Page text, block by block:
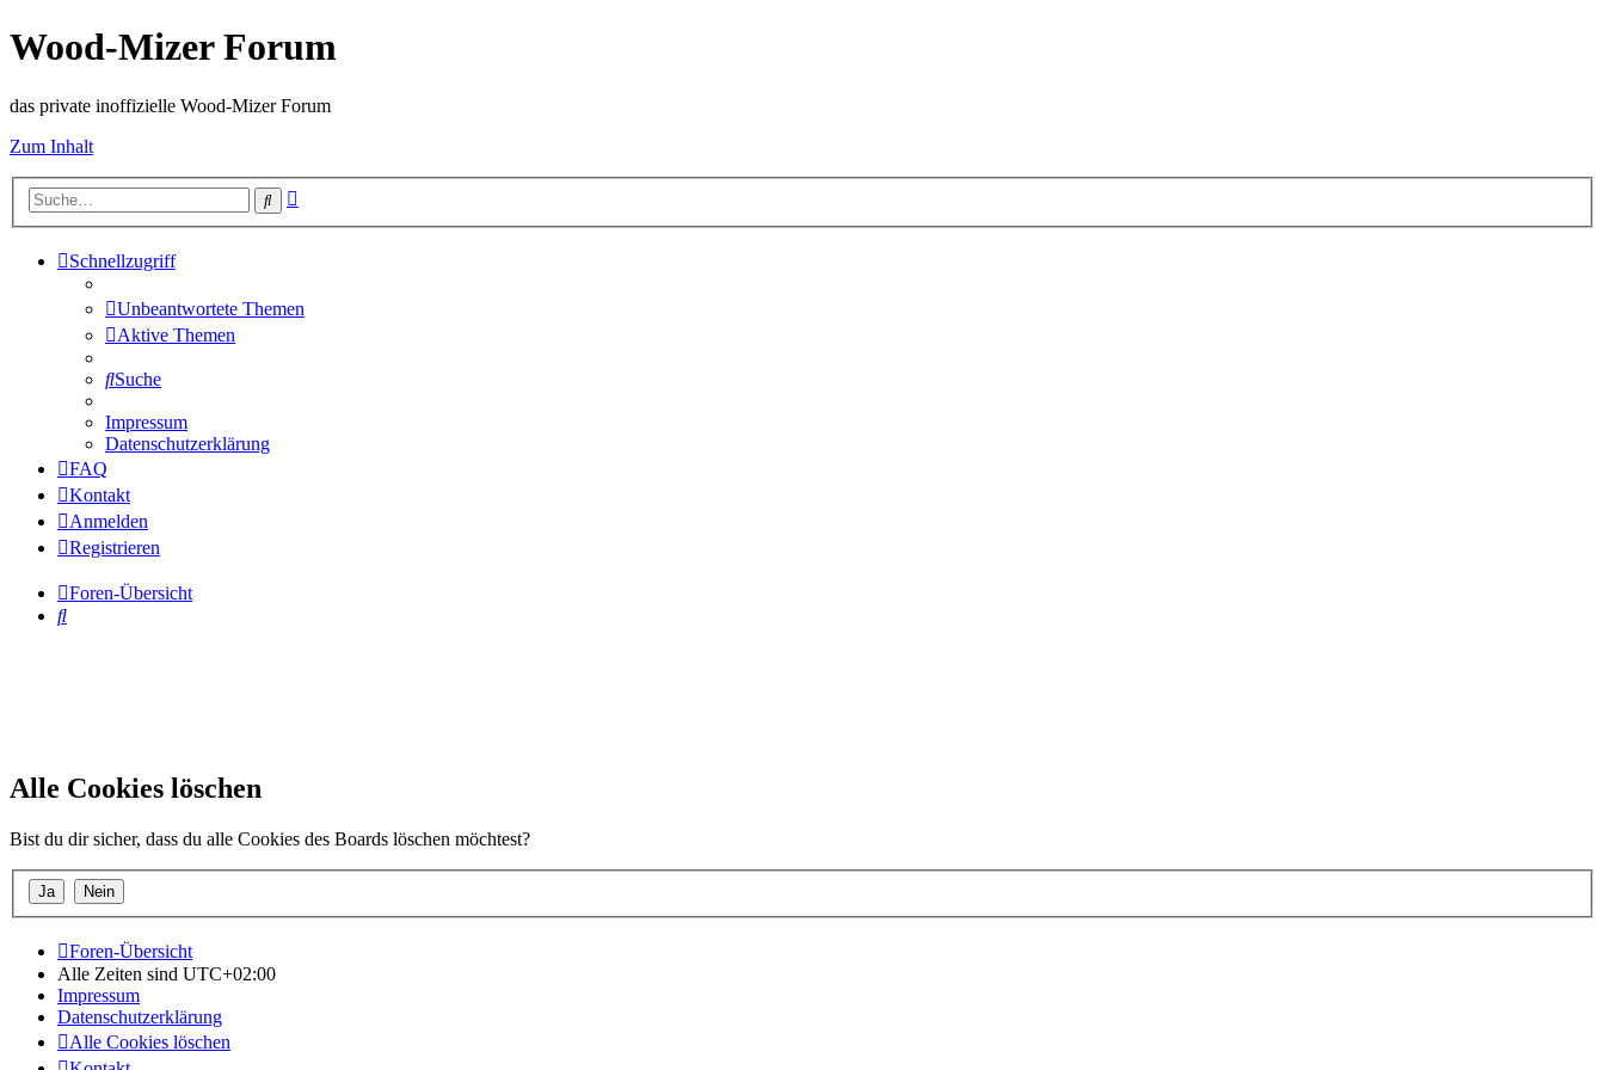
Wood-Mizer Forum
das private inoffizielle Wood-Mizer Forum
Zum Inhalt
Suche
Schnellzugriff
Unbeantwortete Themen
Aktive Themen
Suche
Impressum
Datenschutzerklärung
FAQ
Kontakt
Anmelden
Registrieren
Foren-Übersicht
Suche
Alle Cookies löschen
Bist du dir sicher, dass du alle Cookies des Boards löschen möchtest?
Foren-Übersicht
Alle Zeiten sind UTC+02:00
Impressum
Datenschutzerklärung
Alle Cookies löschen